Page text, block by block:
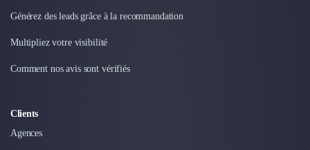
Générez des leads grâce à la recommandation
Multipliez votre visibilité
Comment nos avis sont vérifiés
Clients
Agences